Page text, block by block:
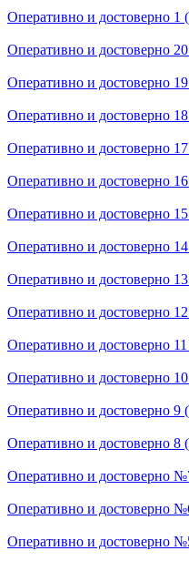
Оперативно и достоверно 1
Оперативно и достоверно
Оперативно и достоверно
Оперативно и достоверно
Оперативно и достоверно
Оперативно и достоверно
Оперативно и достоверно
Оперативно и достоверно
Оперативно и достоверно
Оперативно и достоверно
Оперативно и достоверно
Оперативно и достоверно
Оперативно и достоверно 9
Оперативно и достоверно 8
Оперативно и достоверно
Оперативно и достоверно
Оперативно и достоверно